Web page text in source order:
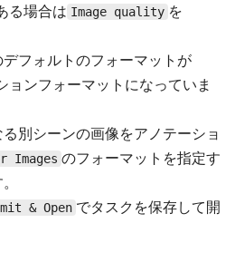
る場合は Image quality を
フォルトのフォーマットが
ンフォーマットになっていま
別シーンの画像をアノテーショ
Images のフォーマットを指定す
& Open でタスクを保存して開